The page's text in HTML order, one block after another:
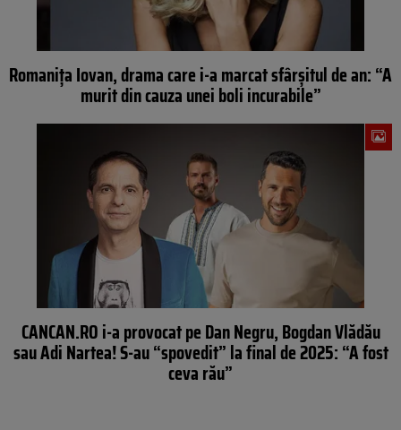
Romanița Iovan, drama care i-a marcat sfârșitul de an: “A
murit din cauza unei boli incurabile”
CANCAN.RO i-a provocat pe Dan Negru, Bogdan Vlădău
sau Adi Nartea! S-au “spovedit” la final de 2025: “A fost
ceva rău”